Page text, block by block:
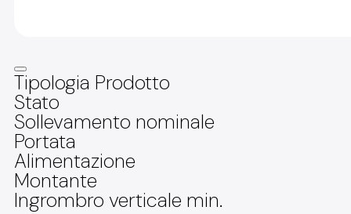
Tipologia Prodotto
Stato
Sollevamento nominale
Portata
Alimentazione
Montante
Ingrombro verticale min.